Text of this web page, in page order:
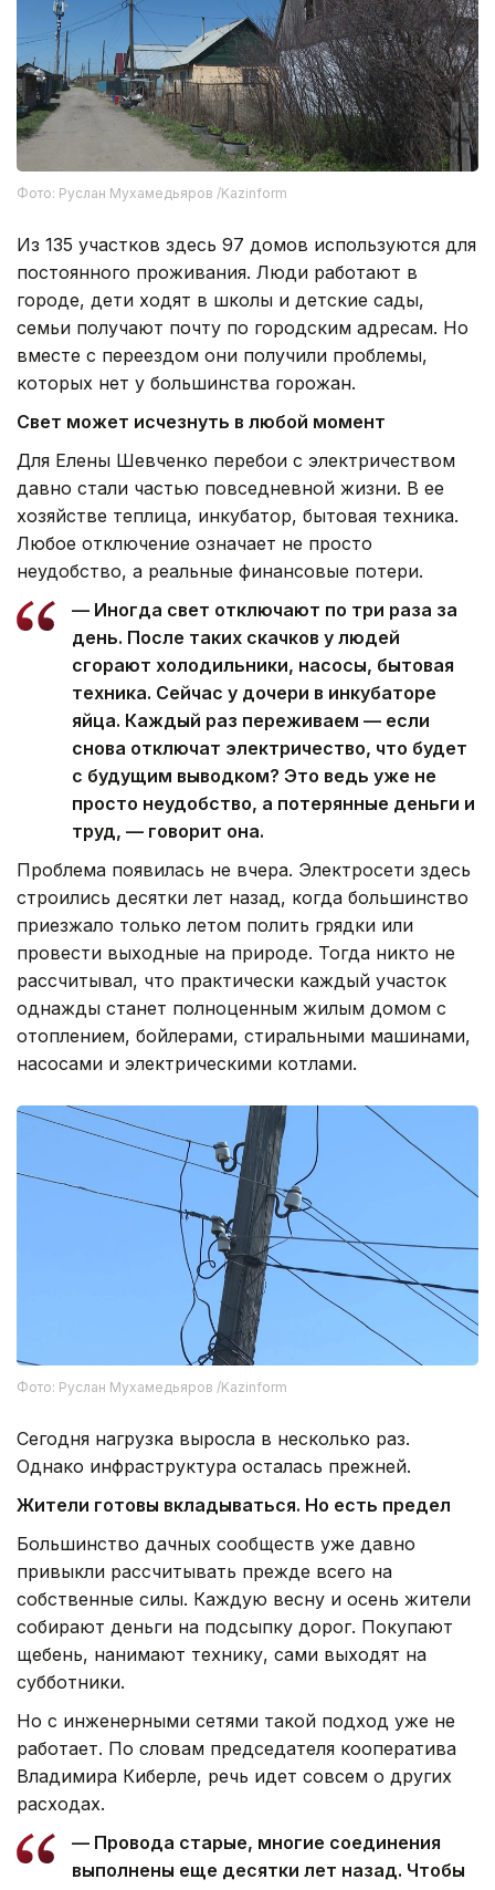
Фото: Руслан Мухамедьяров /Kazinform
Из 135 участков здесь 97 домов используются для
постоянного проживания. Люди работают в
городе, дети ходят в школы и детские сады,
семьи получают почту по городским адресам. Но
вместе с переездом они получили проблемы,
которых нет у большинства горожан.
Свет может исчезнуть в любой момент
Для Елены Шевченко перебои с электричеством
давно стали частью повседневной жизни. В ее
хозяйстве теплица, инкубатор, бытовая техника.
Любое отключение означает не просто
неудобство, а реальные финансовые потери.
— Иногда свет отключают по три раза за
день. После таких скачков у людей
сгорают холодильники, насосы, бытовая
техника. Сейчас у дочери в инкубаторе
яйца. Каждый раз переживаем — если
снова отключат электричество, что будет
с будущим выводком? Это ведь уже не
просто неудобство, а потерянные деньги и
труд, — говорит она.
Проблема появилась не вчера. Электросети здесь
строились десятки лет назад, когда большинство
приезжало только летом полить грядки или
провести выходные на природе. Тогда никто не
рассчитывал, что практически каждый участок
однажды станет полноценным жилым домом с
отоплением, бойлерами, стиральными машинами,
насосами и электрическими котлами.
Фото: Руслан Мухамедьяров /Kazinform
Сегодня нагрузка выросла в несколько раз.
Однако инфраструктура осталась прежней.
Жители готовы вкладываться. Но есть предел
Большинство дачных сообществ уже давно
привыкли рассчитывать прежде всего на
собственные силы. Каждую весну и осень жители
собирают деньги на подсыпку дорог. Покупают
щебень, нанимают технику, сами выходят на
субботники.
Но с инженерными сетями такой подход уже не
работает. По словам председателя кооператива
Владимира Киберле, речь идет совсем о других
расходах.
— Провода старые, многие соединения
выполнены еще десятки лет назад. Чтобы